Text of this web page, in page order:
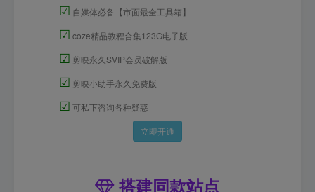
☑ 自媒体必备【市面最全工具箱】
☑ coze精品教程合集123G电子版
☑ 剪映永久SVIP会员破解版
☑ 剪映小助手永久免费版
☑ 可私下咨询各种疑惑
立即开通
搭建同款站点